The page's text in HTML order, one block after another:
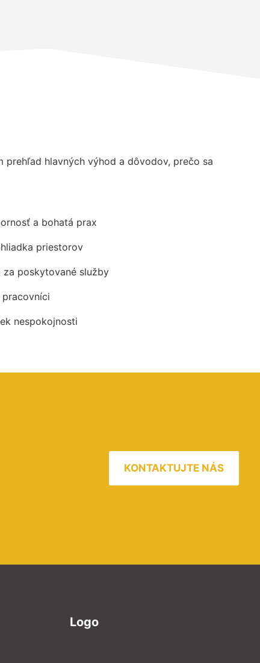
prehľad hlavných výhod a dôvodov, prečo sa
a bohatá prax
priestorov
poskytované služby
pracovníci
nespokojnosti
KONTAKTUJTE NÁS
Logo